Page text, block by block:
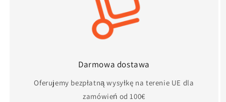
Darmowa dostawa
Oferujemy bezpłatną wysyłkę na terenie UE dla
zamówień od 100€